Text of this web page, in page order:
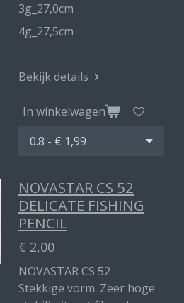
3g_27,0cm
4g_27,5cm
Bekijk details
In winkelwagen
NOVASTAR CS 52
DELICATE FISHING
PENCIL
€ 2,00
NOVASTAR CS 52
Stekkige vorm. Zeer hoge